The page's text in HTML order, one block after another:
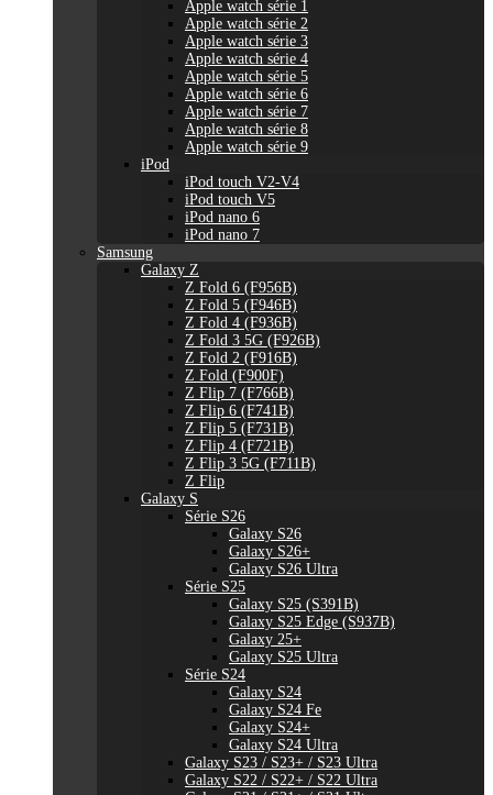
Apple watch série 1
Apple watch série 2
Apple watch série 3
Apple watch série 4
Apple watch série 5
Apple watch série 6
Apple watch série 7
Apple watch série 8
Apple watch série 9
iPod
iPod touch V2-V4
iPod touch V5
iPod nano 6
iPod nano 7
Samsung
Galaxy Z
Z Fold 6 (F956B)
Z Fold 5 (F946B)
Z Fold 4 (F936B)
Z Fold 3 5G (F926B)
Z Fold 2 (F916B)
Z Fold (F900F)
Z Flip 7 (F766B)
Z Flip 6 (F741B)
Z Flip 5 (F731B)
Z Flip 4 (F721B)
Z Flip 3 5G (F711B)
Z Flip
Galaxy S
Série S26
Galaxy S26
Galaxy S26+
Galaxy S26 Ultra
Série S25
Galaxy S25 (S391B)
Galaxy S25 Edge (S937B)
Galaxy 25+
Galaxy S25 Ultra
Série S24
Galaxy S24
Galaxy S24 Fe
Galaxy S24+
Galaxy S24 Ultra
Galaxy S23 / S23+ / S23 Ultra
Galaxy S22 / S22+ / S22 Ultra